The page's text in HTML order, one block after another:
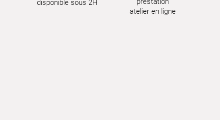
disponible sous 2H
atelier en ligne